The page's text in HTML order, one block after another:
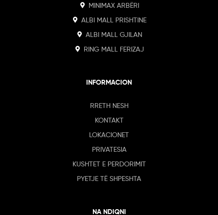
MINIMAX ARBËRI
ALBI MALL PRISHTINE
ALBI MALL GJILAN
RING MALL FERIZAJ
INFORMACION
RRETH NESH
KONTAKT
LOKACIONET
PRIVATESIA
KUSHTET E PERDORIMIT
PYETJE TË SHPESHTA
NA NDIQNI